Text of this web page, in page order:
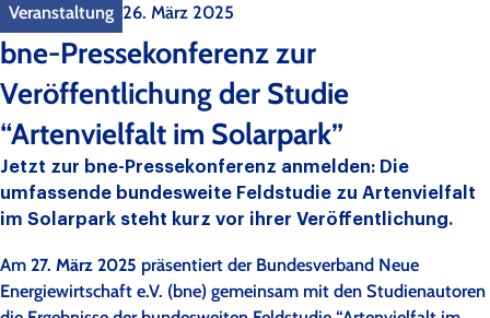
Veranstaltung 26. März 2025
bne-Pressekonferenz zur
Veröffentlichung der Studie
“Artenvielfalt im Solarpark”
Jetzt zur bne-Pressekonferenz anmelden: Die
umfassende bundesweite Feldstudie zu Artenvielfalt
im Solarpark steht kurz vor ihrer Veröffentlichung.
Am 27. März 2025 präsentiert der Bundesverband Neue
Energiewirtschaft e.V. (bne) gemeinsam mit den Studienautoren